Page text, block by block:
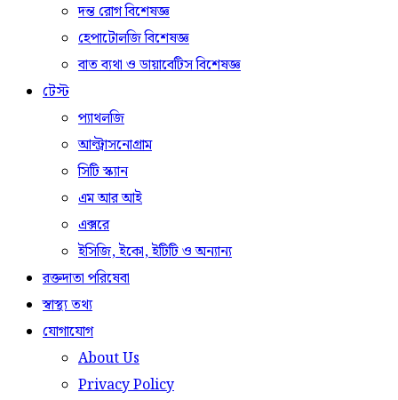
দন্ত রোগ বিশেষজ্ঞ
হেপাটোলজি বিশেষজ্ঞ
বাত ব্যথা ও ডায়াবেটিস বিশেষজ্ঞ
টেস্ট
প্যাথলজি
আল্ট্রাসনোগ্রাম
সিটি স্ক্যান
এম আর আই
এক্সরে
ইসিজি, ইকো, ইটিটি ও অন্যান্য
রক্তদাতা পরিষেবা
স্বাস্থ্য তথ্য
যোগাযোগ
About Us
Privacy Policy